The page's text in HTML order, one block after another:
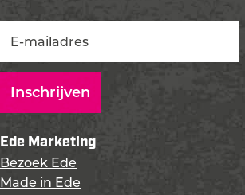
Ede Marketing
Bezoek Ede
Made in Ede